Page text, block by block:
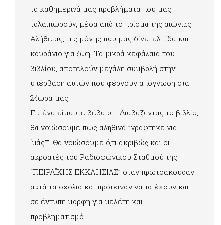
τα καθημερινά μας προβλήματα που μας
ταλαιπωρούν, μέσα από το πρίσμα της αιώνιας
Αλήθειας, της μόνης που μας δίνει ελπίδα και
κουράγιο για ζωη. Τα μικρά κεφάλαια του
βιβλίου, αποτελούν μεγάλη συμβολή στην
υπέρβαση αυτών που φέρνουν απόγνωση στα
24ωρα μας!
Για ένα είμαστε βέβαιοι… Διαβάζοντας το βιβλίο,
θα νοιώσουμε πως αληθινά ”γραφτηκε για
‘μάς””! Θα νοιώσουμε ό,τι ακριβώς και οι
ακροατές του Ραδιοφωνικού Σταθμού της
“ΠΕΙΡΑΪΚΗΣ ΕΚΚΛΗΣΙΑΣ” όταν πρωτοάκουσαν
αυτά τα σχόλια και πρότειναν να τα έχουν και
σε έντυπη μορφη για μελέτη και
προβληματισμό.